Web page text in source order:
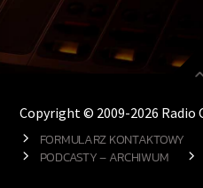
Copyright © 2009-2026 Radio
FORMULARZ KONTAKTOWY
PODCASTY – ARCHIWUM